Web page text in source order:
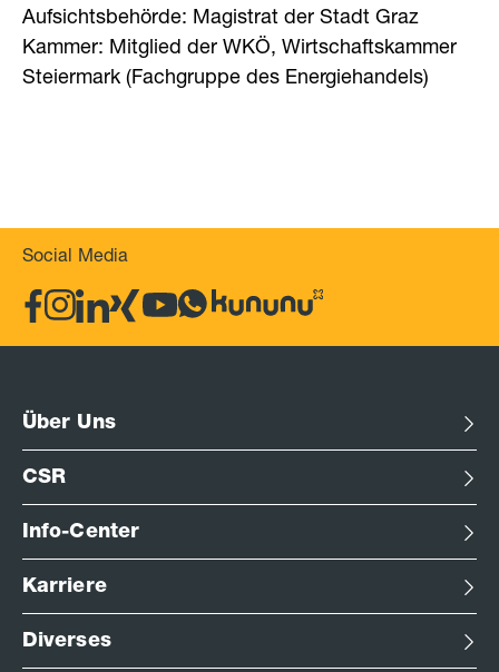
Aufsichtsbehörde: Magistrat der Stadt Graz
Kammer: Mitglied der WKÖ, Wirtschaftskammer
Steiermark (Fachgruppe des Energiehandels)
Social Media
Über Uns
CSR
Info-Center
Karriere
Diverses